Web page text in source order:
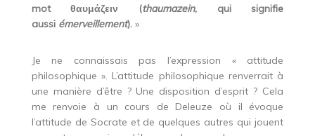
mot θαυμάζειν (thaumazein, qui signifie
aussi émerveillement).»
Je ne connaissais pas l’expression « attitude
philosophique ». L’attitude philosophique renverrait à
une manière d’être ? Une disposition d’esprit ? Cela
me renvoie à un cours de Deleuze où il évoque
l’attitude de Socrate et de quelques autres qui jouent